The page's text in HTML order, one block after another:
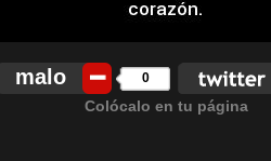
malo 0
Colócalo en tu página